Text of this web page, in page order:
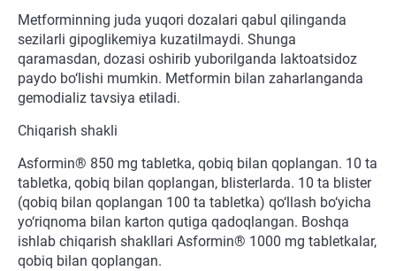
Metforminning juda yuqori dozalari qabul qilinganda
sezilarli gipoglikemiya kuzatilmaydi. Shunga
qaramasdan, dozasi oshirib yuborilganda laktoatsidoz
paydo bo‘lishi mumkin. Metformin bilan zaharlanganda
gemodializ tavsiya etiladi.
Chiqarish shakli
Asformin® 850 mg tabletka, qobiq bilan qoplangan. 10 ta
tabletka, qobiq bilan qoplangan, blisterlarda. 10 ta blister
(qobiq bilan qoplangan 100 ta tabletka) qo‘llash bo‘yicha
yo‘riqnoma bilan karton qutiga qadoqlangan. Boshqa
ishlab chiqarish shakllari Asformin® 1000 mg tabletkalar,
qobiq bilan qoplangan.